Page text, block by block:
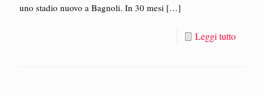
uno stadio nuovo a Bagnoli. In 30 mesi […]
Leggi tutto